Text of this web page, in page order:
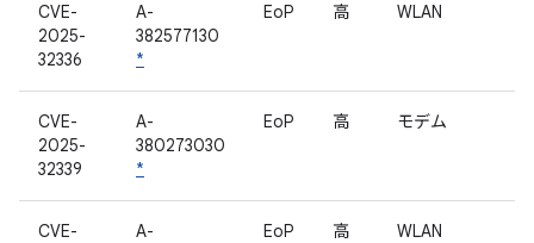
CVE-
2025-
32336
A-
382577130
*
EoP 高 WLAN
CVE-
2025-
32339
A-
380273030
*
EoP 高 モデム
CVE-
A-
EoP 高 WLAN